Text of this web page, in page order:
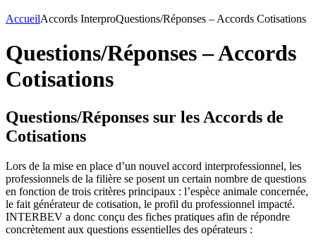
AccueilAccords InterproQuestions/Réponses – Accords Cotisations
Questions/Réponses – Accords
Cotisations
Questions/Réponses sur les Accords de
Cotisations
Lors de la mise en place d’un nouvel accord interprofessionnel, les
professionnels de la filière se posent un certain nombre de questions
en fonction de trois critères principaux : l’espèce animale concernée,
le fait générateur de cotisation, le profil du professionnel impacté.
INTERBEV a donc conçu des fiches pratiques afin de répondre
concrètement aux questions essentielles des opérateurs :